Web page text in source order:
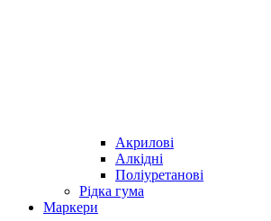
Акрилові
Алкідні
Поліуретанові
Рідка гума
Маркери